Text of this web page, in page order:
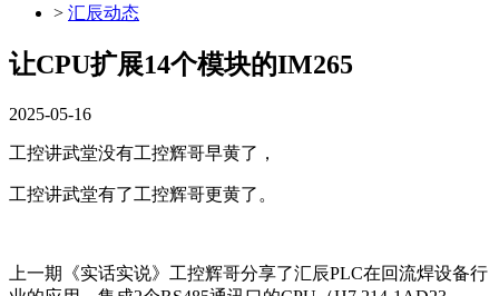
> 汇辰动态
让CPU扩展14个模块的IM265
2025-05-16
工控讲武堂没有工控辉哥早黄了，
工控讲武堂有了工控辉哥更黄了。
上一期《实话实说》工控辉哥分享了汇辰PLC在回流焊设备行